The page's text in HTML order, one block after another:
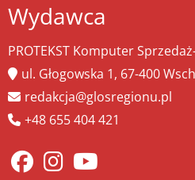
Wydawca
PROTEKST Komputer
ul. Głogowska 1, 67-400
redakcja@glosregionu.pl
+48 655 404 421